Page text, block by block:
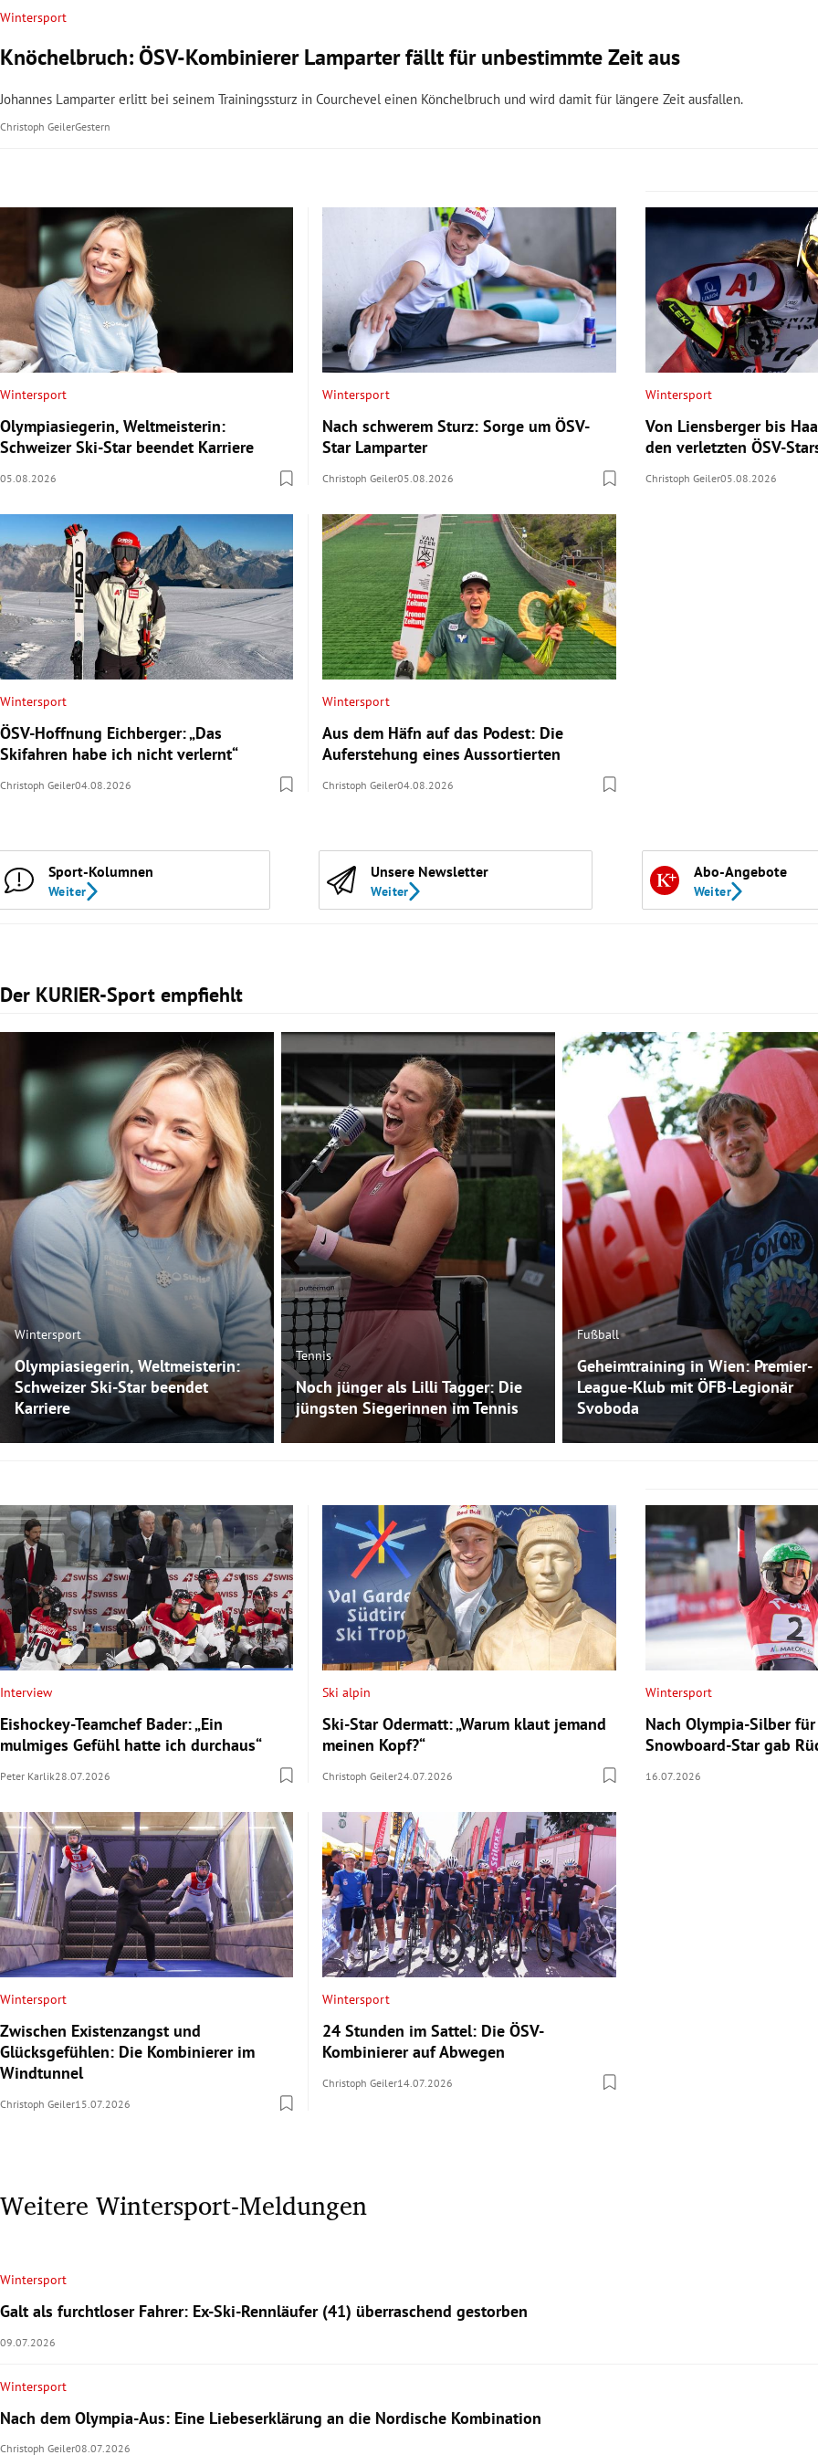
Wintersport
Knöchelbruch: ÖSV-Kombinierer Lamparter fällt für unbestimmte Zeit aus
Johannes Lamparter erlitt bei seinem Trainingssturz in Courchevel einen Könchelbruch und wird damit für längere Zeit ausfallen.
Christoph GeilerGestern
Wintersport
Olympiasiegerin, Weltmeisterin:
Schweizer Ski-Star beendet Karriere
05.08.2026
Wintersport
Nach schwerem Sturz: Sorge um ÖSV-
Star Lamparter
Christoph Geiler05.08.2026
Wintersport
Von Liensberger bis
den verletzten ÖSV-
Christoph Geiler05.08.2026
Wintersport
ÖSV-Hoffnung Eichberger: „Das
Skifahren habe ich nicht verlernt“
Christoph Geiler04.08.2026
Wintersport
Aus dem Häfn auf das Podest: Die
Auferstehung eines Aussortierten
Christoph Geiler04.08.2026
Sport-Kolumnen
Weiter
Unsere Newsletter
Weiter
Abo-Angebote
Weiter
Der KURIER-Sport empfiehlt
Slide 1 von 2
Wintersport
Olympiasiegerin, Weltmeisterin:
Schweizer Ski-Star beendet
Karriere
Tennis
Noch jünger als Lilli Tagger: Die
jüngsten Siegerinnen im Tennis
Fußball
Geheimtraining in Wien: Premier-
League-Klub mit ÖFB-Legionär
Svoboda
Interview
Eishockey-Teamchef Bader: „Ein
mulmiges Gefühl hatte ich durchaus“
Peter Karlik28.07.2026
Ski alpin
Ski-Star Odermatt: „Warum klaut jemand
meinen Kopf?“
Christoph Geiler24.07.2026
Wintersport
Nach Olympia-Silber
Snowboard-Star gab
16.07.2026
Wintersport
Zwischen Existenzangst und
Glücksgefühlen: Die Kombinierer im
Windtunnel
Christoph Geiler15.07.2026
Wintersport
24 Stunden im Sattel: Die ÖSV-
Kombinierer auf Abwegen
Christoph Geiler14.07.2026
Weitere Wintersport-Meldungen
Wintersport
Galt als furchtloser Fahrer: Ex-Ski-Rennläufer (41) überraschend gestorben
09.07.2026
Wintersport
Nach dem Olympia-Aus: Eine Liebeserklärung an die Nordische Kombination
Christoph Geiler08.07.2026